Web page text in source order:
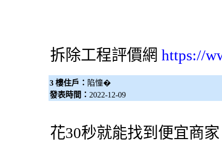
拆除工程評價網 https://
3 樓住戶： 陷憧�
發表時間： 2022-12-09
花30秒就能找到便宜商